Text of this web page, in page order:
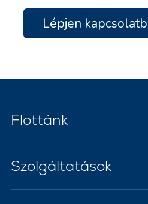
Lépjen
Flottánk
Szolgáltatások